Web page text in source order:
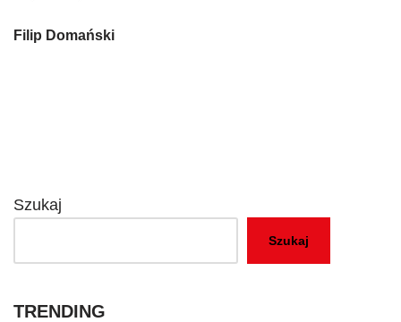
Filip Domański
Szukaj
Szukaj
TRENDING